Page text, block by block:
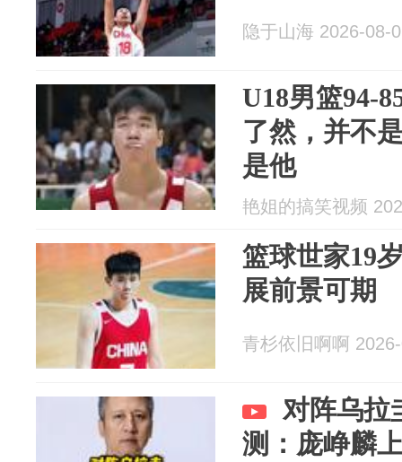
隐于山海 2026-08-
U18男篮94-
了然，并不
是他
艳姐的搞笑视频
篮球世家19
展前景可期
青杉依旧啊啊
对阵乌拉
测：庞峥麟